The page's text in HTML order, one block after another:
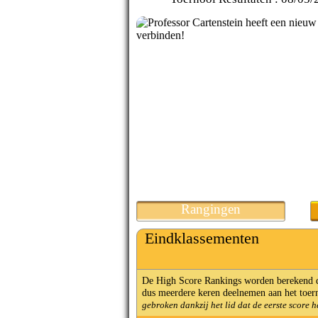
Rangingen
Eindklassementen
De High Score Rankings worden
dus meerdere keren deelnemen aan het
gebroken dankzij het lid dat de eerste score